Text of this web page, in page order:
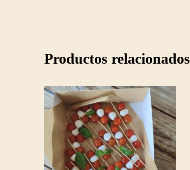
Productos relacionados